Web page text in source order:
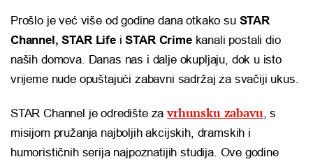
Prošlo je već više od godine dana otkako su STAR
Channel, STAR LifeiSTAR Crimekanali postali dio
naših domova. Danas nas i dalje okupljaju, dok u isto
vrijeme nude opuštajući zabavni sadržaj za svačiji ukus.
STAR Channel je odredište zavrhunsku zabavu, s
misijom pružanja najboljih akcijskih, dramskih i
humorističnih serija najpoznatijih studija. Ove godine